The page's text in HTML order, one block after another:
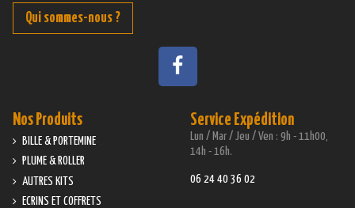
Qui sommes-nous ?
Service Expédition
Lun / Mar / Jeu / Ven : 9h - 11h00,
14h - 16h.
06 24 40 36 02
Nos Produits
BILLE & PORTEMINE
PLUME & ROLLER
AUTRES KITS
ECRINS ET COFFRETS